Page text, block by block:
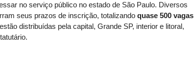
no serviço público no estado de São Paulo. Diversos
seus prazos de inscrição, totalizando quase 500 vagas
distribuídas pela capital, Grande SP, interior e litoral,